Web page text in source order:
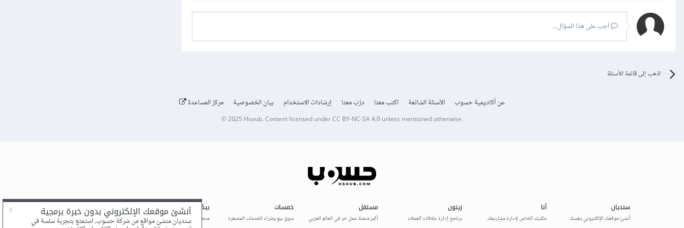
أجب على هذا السؤال...
اذهب إلى قائمة الأسئلة
عن أكاديمية حسوب الأسئلة الشائعة اكتب معنا درّب معنا إرشادات الاستخدام بيان الخصوصية مركز المساعدة
© 2025 Hsoub.Content licensed underCC BY-NC-SA 4.0unless mentioned otherwise.